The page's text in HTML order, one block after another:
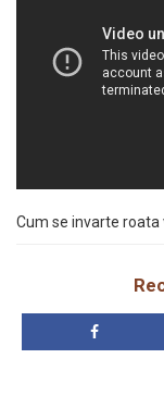
Cum se invarte roata